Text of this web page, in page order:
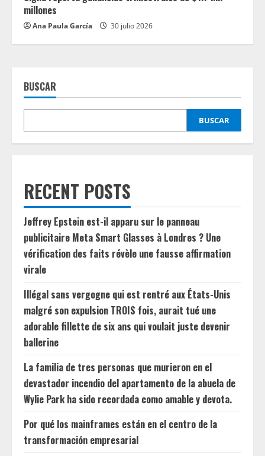
millones
Ana Paula García 30 julio 2026
BUSCAR
BUSCAR
RECENT POSTS
Jeffrey Epstein est-il apparu sur le panneau
publicitaire Meta Smart Glasses à Londres ? Une
vérification des faits révèle une fausse affirmation
virale
Illégal sans vergogne qui est rentré aux États-Unis
malgré son expulsion TROIS fois, aurait tué une
adorable fillette de six ans qui voulait juste devenir
ballerine
La familia de tres personas que murieron en el
devastador incendio del apartamento de la abuela de
Wylie Park ha sido recordada como amable y devota.
Por qué los mainframes están en el centro de la
transformación empresarial